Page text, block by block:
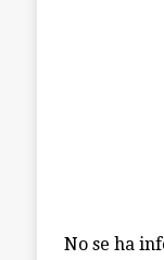
No se ha